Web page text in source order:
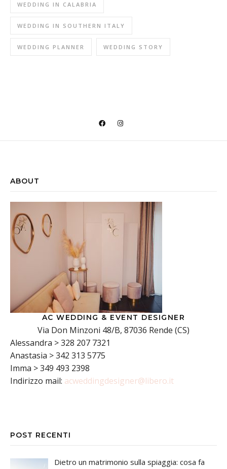
WEDDING IN CALABRIA
WEDDING IN SOUTHERN ITALY
WEDDING PLANNER WEDDING STORY
ABOUT
AC WEDDING & EVENT DESIGNER
Via Don Minzoni 48/B, 87036 Rende (CS)
Alessandra > 328 207 7321
Anastasia > 342 313 5775
Imma > 349 493 2398
Indirizzo mail: acweddingdesigner@libero.it
POST RECENTI
Dietro un matrimonio sulla spiaggia: cosa fa